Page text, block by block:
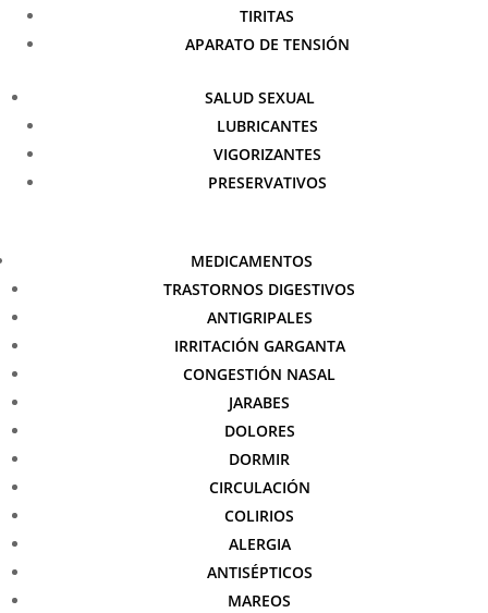
TIRITAS
APARATO DE TENSIÓN
SALUD SEXUAL
LUBRICANTES
VIGORIZANTES
PRESERVATIVOS
MEDICAMENTOS
TRASTORNOS DIGESTIVOS
ANTIGRIPALES
IRRITACIÓN GARGANTA
CONGESTIÓN NASAL
JARABES
DOLORES
DORMIR
CIRCULACIÓN
COLIRIOS
ALERGIA
ANTISÉPTICOS
MAREOS